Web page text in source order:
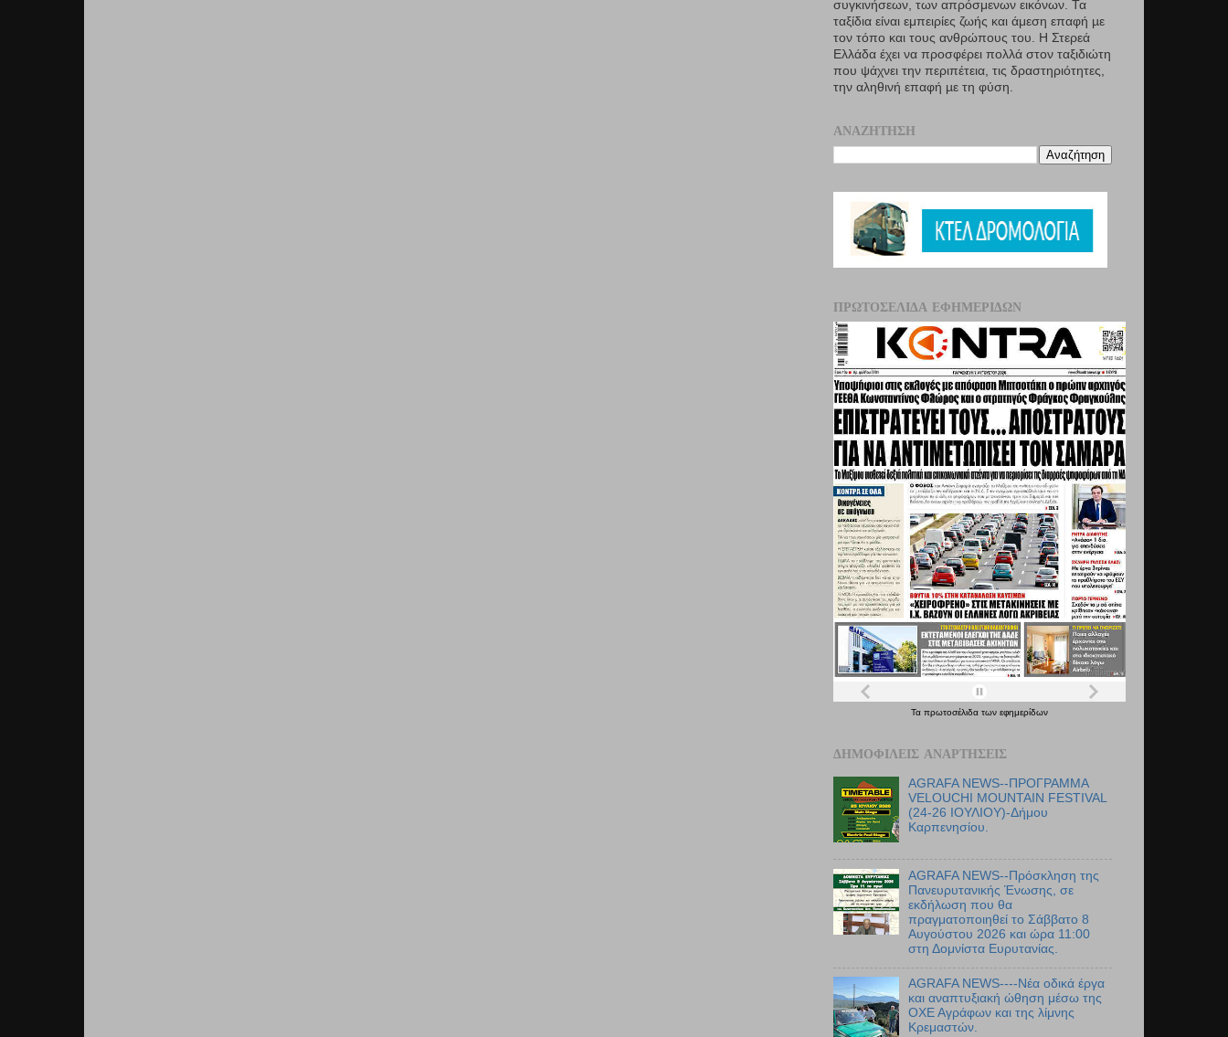
συγκινήσεων, των απρόσμενων εικόνων. Τα
ταξίδια είναι εμπειρίες ζωής και άμεση επαφή µε
τον τόπο και τους ανθρώπους του. Η Στερεά
Ελλάδα έχει να προσφέρει πολλά στον ταξιδιώτη
που ψάχνει την περιπέτεια, τις δραστηριότητες,
την αληθινή επαφή µε τη φύση.
ΑΝΑΖΉΤΗΣΗ
ΠΡΩΤΟΣΈΛΙΔΑ ΕΦΗΜΕΡΊΔΩΝ
Τα πρωτοσέλιδα των εφημερίδων
ΔΗΜΟΦΙΛΕΊΣ ΑΝΑΡΤΉΣΕΙΣ
AGRAFA NEWS--ΠΡΟΓΡΑΜΜΑ
VELOUCHI MOUNTAIN FESTIVAL
(24-26 ΙΟΥΛΙΟΥ)-Δήμου
Καρπενησίου.
AGRAFA NEWS--Πρόσκληση της
Πανευρυτανικής Ένωσης, σε
εκδήλωση που θα
πραγματοποιηθεί το Σάββατο 8
Αυγούστου 2026 και ώρα 11:00
στη Δομνίστα Ευρυτανίας.
AGRAFA NEWS----Νέα οδικά έργα
και αναπτυξιακή ώθηση μέσω της
ΟΧΕ Αγράφων και της λίμνης
Κρεμαστών.